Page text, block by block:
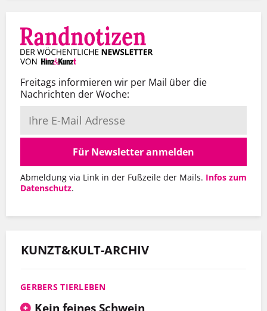
Freitags informieren wir per Mail über die
Nachrichten der Woche:
Für Newsletter anmelden
Abmeldung via Link in der Fußzeile der Mails. Infos zum
Datenschutz.
KUNZT&KULT-ARCHIV
GERBERS TIERLEBEN
Kein feines Schwein